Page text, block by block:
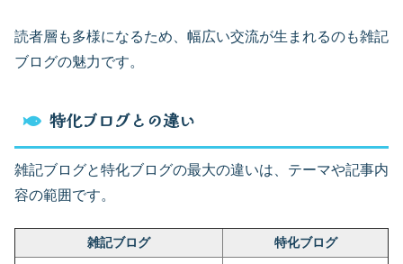
読者層も多様になるため、幅広い交流が生まれるのも雑記
ブログの魅力です。
特化ブログとの違い
雑記ブログと特化ブログの最大の違いは、テーマや記事内
容の範囲です。
雑記ブログ 特化ブログ